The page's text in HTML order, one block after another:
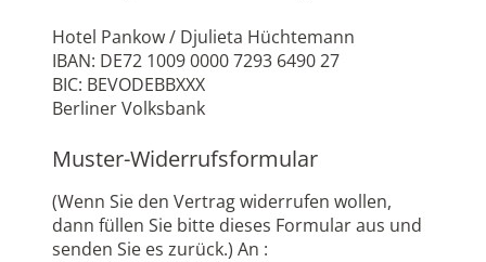
Hotel Pankow / Djulieta Hüchtemann
IBAN: DE72 1009 0000 7293 6490 27
BIC: BEVODEBBXXX
Berliner Volksbank
Muster-Widerrufsformular
(Wenn Sie den Vertrag widerrufen wollen,
dann füllen Sie bitte dieses Formular aus und
senden Sie es zurück.) An :